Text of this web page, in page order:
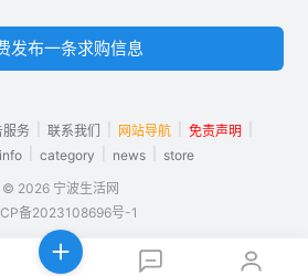
发布一条求购信息
服务 联系我们 网站导航 免责声明
info category news
store
© 2026 宁波生活网
备2023108696号-1